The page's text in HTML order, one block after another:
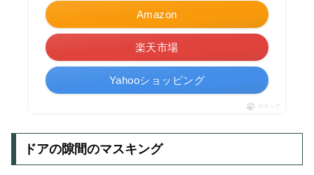
Amazon
楽天市場
Yahooショッピング
ポチップ
ドアの隙間のマスキング